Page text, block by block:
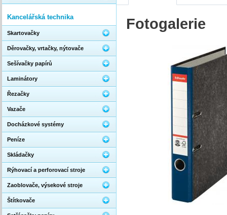
Fotogalerie
Kancelářská technika
Skartovačky
Děrovačky, vrtačky, nýtovače
Sešívačky papírů
Laminátory
Řezačky
Vazače
Docházkové systémy
Peníze
Skládačky
Rýhovací a perforovací stroje
Zaoblovače, výsekové stroje
Štítkovače